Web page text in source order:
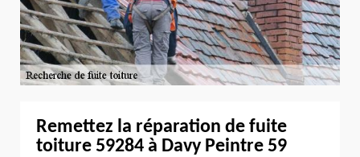
Remettez la réparation de fuite
toiture 59284 à Davy Peintre 59